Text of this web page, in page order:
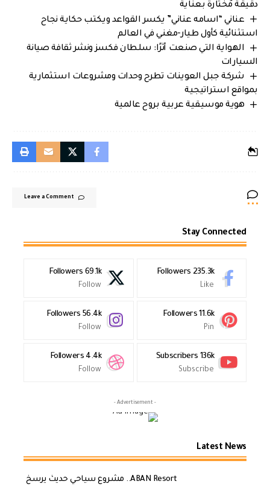
دقيقة مُختارة بعناية
عناني “اسامه عناني” يكسر القواعد ويكتب حكاية نجاح
استثنائية كأول طيار-مغني في العالم
الهواية التي صنعت أثرًا: سلطان فكسز ونشر ثقافة صيانة
السيارات
شركة جبل العوينات تطرح وحدات ومشروعات استثمارية
بمواقع استراتيجية
هوية موسيقية عربية بروح عالمية
Leave a Comment
Stay Connected
235.3k
Followers
Like
69.1k
Followers
Follow
11.6k
Followers
Pin
56.4k
Followers
Follow
136k
Subscribers
Subscribe
4.4k
Followers
Follow
- Advertisement -
Latest News
ABAN Resort.. مشروع سياحي حديث يرسخ